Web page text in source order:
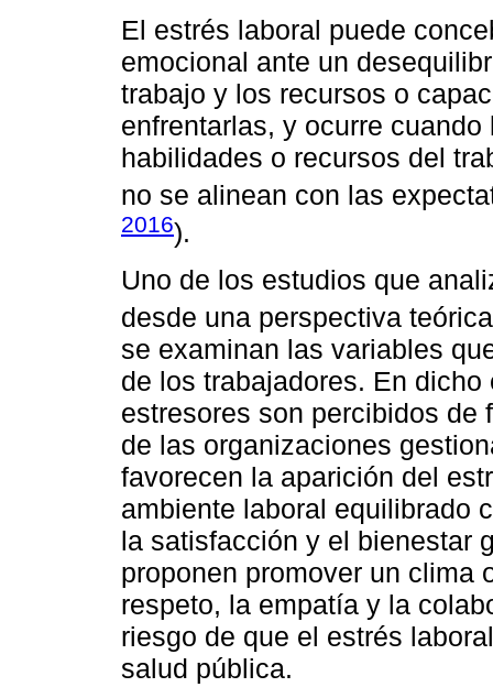
El estrés laboral puede
emocional ante un
trabajo y los recursos o
enfrentarlas, y ocurre
habilidades o recursos del
no se alinean con las
2016).
Uno de los estudios que
desde una perspectiva
se examinan las variables
de los trabajadores. En
estresores son percibidos de
de las organizaciones
favorecen la aparición del
ambiente laboral equilibrado
la satisfacción y el bienestar
proponen promover un clima
respeto, la empatía y la
riesgo de que el estrés
salud pública.